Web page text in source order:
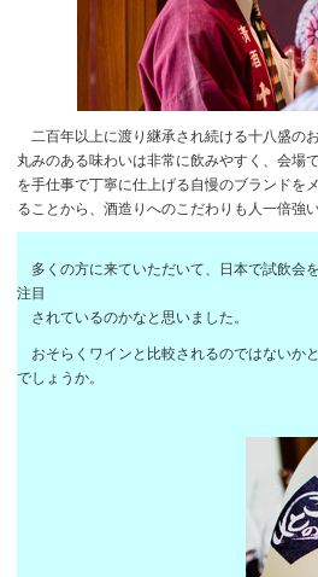
二百年以上に渡り継承され続ける十八盛の
丸みのある味わいは非常に飲みやすく、会場
を手仕事で丁寧に仕上げる自慢のブランドを
ることから、酒造りへのこだわりも人一倍強い
多くの方に来ていただいて、日本で試飲会
注目
されているのかなと思いました。
おそらくワインと比較されるのではないか
でしょうか。